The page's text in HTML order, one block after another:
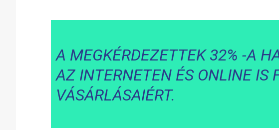
A MEGKÉRDEZETTEK 32% -A
AZ INTERNETEN ÉS ONLINE IS
VÁSÁRLÁSAIÉRT.